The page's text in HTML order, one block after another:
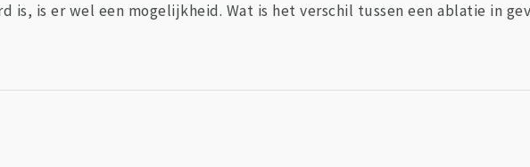
is, is er wel een mogelijkheid. Wat is het verschil tussen een ablatie in